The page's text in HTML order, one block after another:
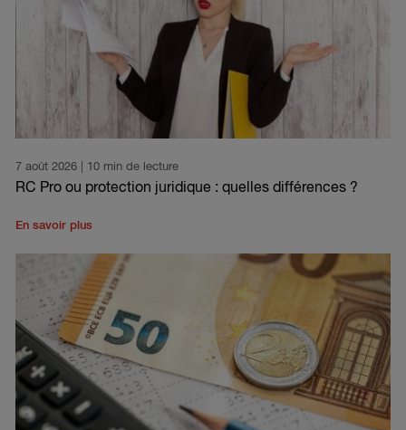
7 août 2026 | 10 min de lecture
RC Pro ou protection juridique : quelles différences ?
En savoir plus